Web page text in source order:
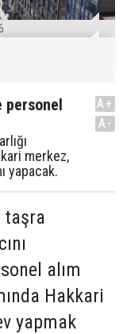
personel
merkez,
yapacak.
A+
A-
taşra
alım
Hakkari
yapmak